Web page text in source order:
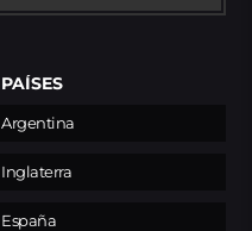
PAÍSES
Argentina
Inglaterra
España